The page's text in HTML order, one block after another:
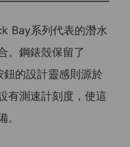
Bay系列代表的潛水
。鋼錶殼保留了
的設計靈感則源於
有測速計刻度，使這